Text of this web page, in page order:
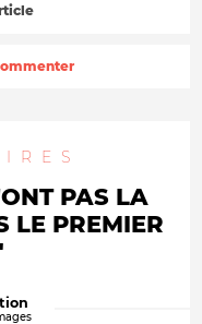
PAS LA
LE PREMIER